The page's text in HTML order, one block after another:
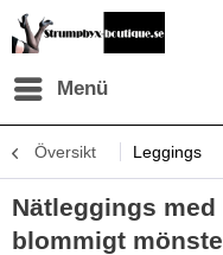
Menü
Översikt Leggings
Nätleggings
blommigt